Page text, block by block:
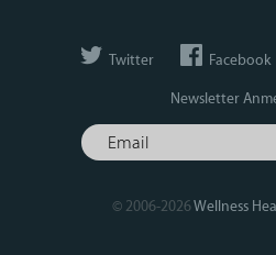
Twitter Facebook
Newsletter
© 2006-2026Wellness